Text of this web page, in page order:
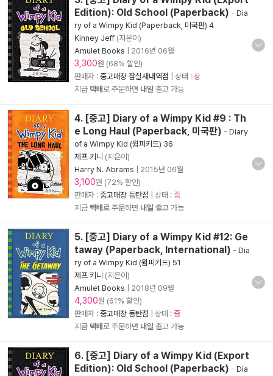
Edition): Old School (Paperback) - Dia
ry of a Wimpy Kid (Paperback, 미국판) 4
Kinney Jeff (지은이)
Amulet Books
2016년 06월
3,300원 (68% 할인)
판매자 : 중고매장 잠실새내역점 | 상태 : 상
지금 택배로 주문하면 내일 출고 가능
4. [중고] Diary of a Wimpy Kid #9 : Th
e Long Haul (Paperback, 미국판) - Diary
of a Wimpy Kid (윔피키드) 36
제프 키니 (지은이)
Harry N. Abrams
2015년 06월
3,100원 (72% 할인)
판매자 : 중고매장 동탄점 | 상태 : 중
지금 택배로 주문하면 내일 출고 가능
5. [중고] Diary of a Wimpy Kid #12: Ge
taway (Paperback, International) - Dia
ry of a Wimpy Kid (윔피키드) 51
제프 키니 (지은이)
Amulet Books
2018년 09월
4,300원 (61% 할인)
판매자 : 중고매장 동탄점 | 상태 : 중
지금 택배로 주문하면 내일 출고 가능
6. [중고] Diary of a Wimpy Kid (Export
Edition): Old School (Paperback) - Dia